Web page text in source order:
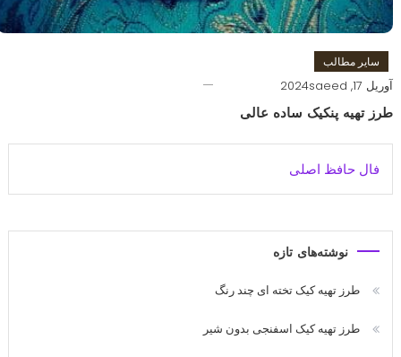
سایر مطالب
آوریل 17, 2024 saeed
طرز تهیه پنکیک ساده عالی
فال حافظ اصلی
نوشته‌های تازه
طرز تهیه کیک تخته ای چند رنگ
طرز تهیه کیک اسفنجی بدون شیر